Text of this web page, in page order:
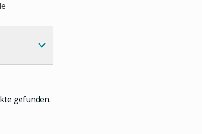
gefunden.